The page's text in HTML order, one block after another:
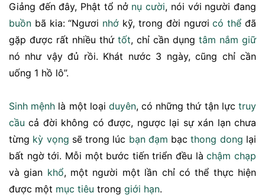
Giảng đến đây, Phật tổ nở nụ cười, nói với người đang
buồn bã kia: “Ngươi nhớ kỹ, trong đời ngươicó thể đã
gặp được rất nhiều thứ tốt, chỉ cần dụng tâm nắm giữ
nó như vậy đủ rồi. Khát nước 3 ngày, cũng chỉ cần
uống 1 hồ lô”.
Sinh mệnh là một loại duyên, có những thứ tận lựctruy
cầu cả đời không có được, ngược lại sự xán lạn chưa
từng kỳ vọng sẽ trong lúc bạn đạm bạcthong dong lại
bất ngờ tới. Mỗi một bước tiến triển đều làchậm chạp
và gian khổ, một người một lần chỉ có thể thực hiện
được một mục tiêu trong giới hạn.